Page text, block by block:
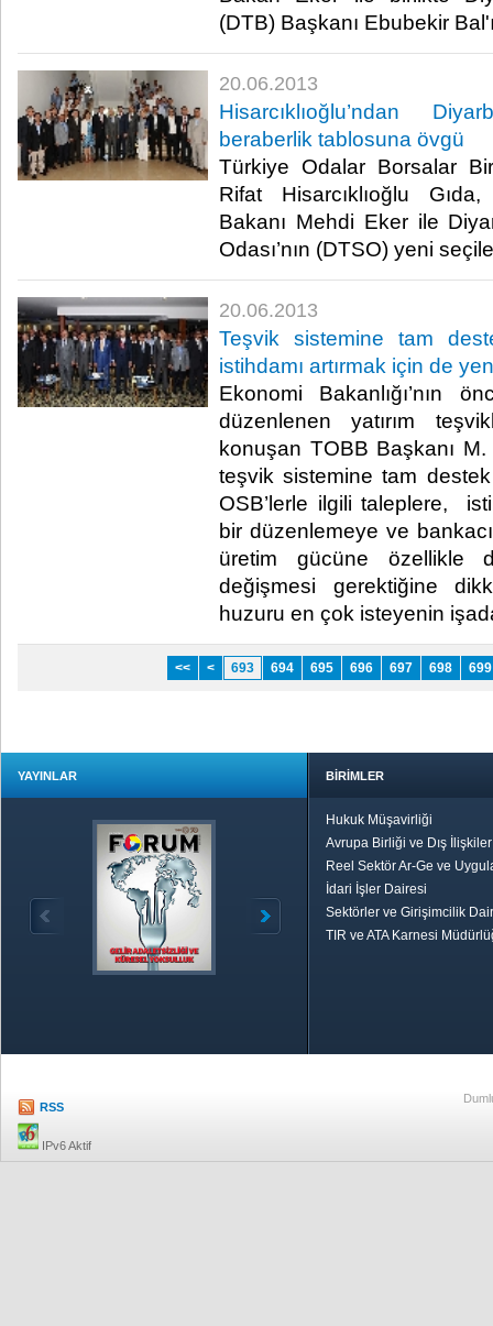
(DTB) Başkanı Ebubekir
20.06.2013
Hisarcıklıoğlu’ndan
beraberlik tablosuna övgü
Türkiye Odalar Borsalar
Rifat Hisarcıklıoğlu
Bakanı Mehdi Eker ile
Odası’nın (DTSO) yeni
20.06.2013
Teşvik sistemine tam
istihdamı artırmak için de
Ekonomi Bakanlığı’nın
düzenlenen yatırım
konuşan TOBB Başkanı M.
teşvik sistemine tam
OSB’lerle ilgili taleplere,
bir düzenlemeye ve
üretim gücüne özellikle
değişmesi gerektiğine
huzuru en çok isteyenin
<< < 693 694 695 696 697 698 699
YAYINLAR BİRİMLER
Hukuk Müşavirliği
Avrupa Birliği ve Dış
Reel Sektör Ar-Ge ve
İdari İşler Dairesi
Sektörler ve Girişimcilik
TIR ve ATA Karnesi
RSS
IPv6 Aktif